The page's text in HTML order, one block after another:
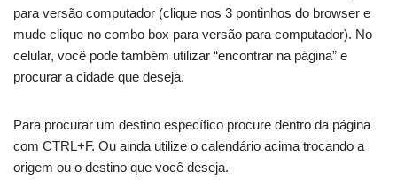
para versão computador (clique nos 3 pontinhos do browser e
mude clique no combo box para versão para computador). No
celular, você pode também utilizar “encontrar na página” e
procurar a cidade que deseja.
Para procurar um destino específico procure dentro da página
com CTRL+F. Ou ainda utilize o calendário acima trocando a
origem ou o destino que você deseja.